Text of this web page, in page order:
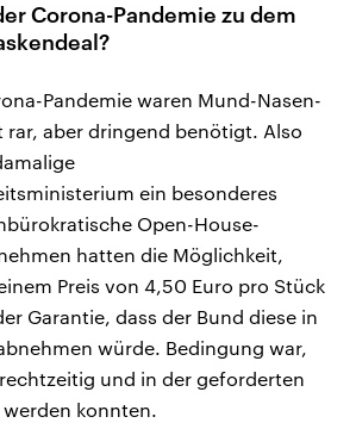
Corona-Pandemie zu dem
Pandemie waren Mund-Nasen-
rar, aber dringend benötigt. Also
ein besonderes
Open-House-
hatten die Möglichkeit,
Preis von 4,50 Euro pro Stück
Garantie, dass der Bund diese in
würde. Bedingung war,
und in der geforderten
konnten.